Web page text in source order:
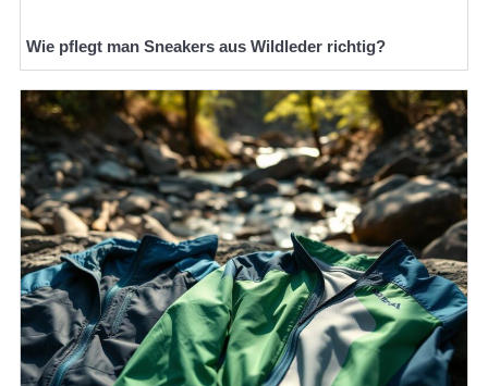
Wie pflegt man Sneakers aus Wildleder richtig?